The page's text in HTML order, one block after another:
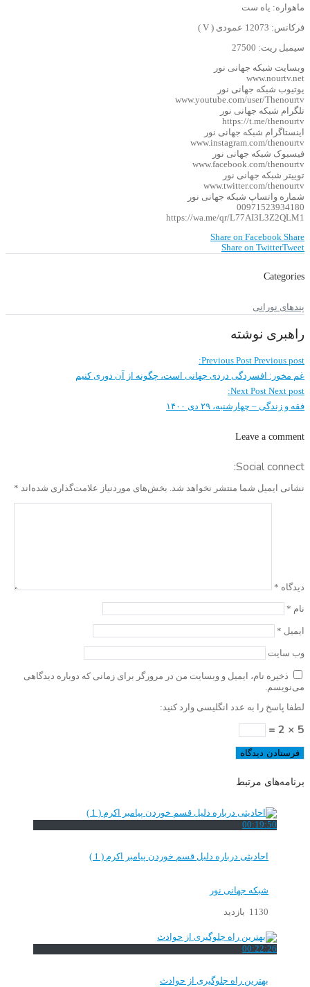
ماهواره: یاه ست
فرکانس: 12073 عمودی ( V )
سیمبل ریت: 27500
وبسایت شبکه جهانی نور
www.nourtv.net
یوتیوب شبکه جهانی نور
www.youtube.com/user/Thenourtv
تلگرام شبکه جهانی نور
https://t.me/thenourtv
اینستاگرام شبکه جهانی نور
www.instagram.com/thenourtv
فیسبوک شبکه جهانی نور
www.facebook.com/thenourtv
توییتر شبکه جهانی نور
www.twitter.com/thenourtv
شماره واتساپ شبکه جهانی نور
00971523934180
https://wa.me/qr/L77AI3L3Z2QLM1
Share on Facebook Share
Share on TwitterTweet
Categories
پندهای نورانی
راهبری نوشته
Previous Post Previous post:
غم مخور: افسردگی دردی جهانی است، چگونه از آن دوری کنیم
Next Post Next post:
فقه و زندگی – چهارشنبه، ۲۹ دی ۱۴۰۰
Leave a comment
Social connect:
نشانی ایمیل شما منتشر نخواهد شد. بخش‌های موردنیاز علامت‌گذاری شده‌اند *
دیدگاه *
نام *
ایمیل *
وب‌ سایت
ذخیره نام، ایمیل و وبسایت من در مرورگر برای زمانی که دوباره دیدگاهی
می‌نویسم.
لطفا پاسخ را به عدد انگلیسی وارد کنید:
5 × 2 =
برنامه‌های مرتبط
00:19:50
احادیثی درباره دلیل قسم خوردن پیامبر اکرم ( 1 )
شبکه جهانی نور
1130 بازدید
00:22:26
بهترین راه جلوگیری از حوادث